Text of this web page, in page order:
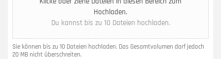
Hochladen.
Du kannst bis zu 10 Dateien hochladen.
Sie können bis zu 10 Dateien hochladen. Das Gesamtvolumen darf jedoch
20 MB nicht überschreiten.